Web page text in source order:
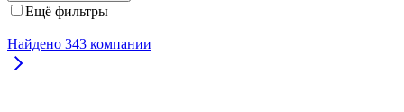
Ещё фильтры
Найдено 343 компании